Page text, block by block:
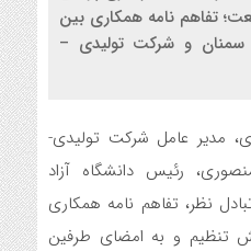
تفاهم نامه همکاری بین
سمنان و شرکت تولیدی –
مدیر عامل شرکت تولیدی-
رئیس دانشگاه آزاد
نظر، تفاهم نامه همکاری
تنظیم و به امضای طرفین